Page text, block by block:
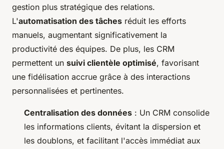
gestion plus stratégique des relations.
L'automatisation des tâches réduit les efforts
manuels, augmentant significativement la
productivité des équipes. De plus, les CRM
permettent un suivi clientèle optimisé, favorisant
une fidélisation accrue grâce à des interactions
personnalisées et pertinentes.
Centralisation des données : Un CRM consolide
les informations clients, évitant la dispersion et
les doublons, et facilitant l'accès immédiat aux